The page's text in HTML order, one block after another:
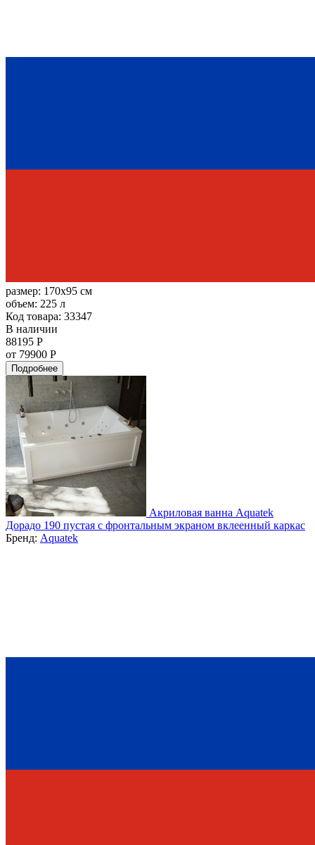
размер: 170x95 см
объем: 225 л
Код товара: 33347
В наличии
88195 Р
от 79900 Р
Подробнее
Акриловая ванна Aquatek
Дорадо 190 пустая с фронтальным экраном вклеенный каркас
Бренд: Aquatek